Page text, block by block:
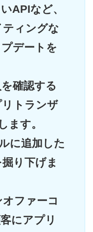
APIなど、
ィングな
デートを
確認する
トランザ
ます。
に追加した
り下げま
ファーコ
にアプリ